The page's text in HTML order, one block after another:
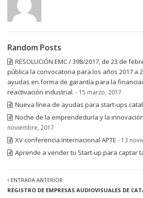
Random Posts
RESOLUCIÓN EMC / 398/2017, de 23 de
pública la convocatoria para los años 2017 a
ayudas en forma de garantía para la
reactivación industrial. - 15 marzo, 2017
Nueva línea de ayudas para start-ups
Noche de la emprendeduría y la
noviembre, 2017
XV conferencia Internacional APTE - 13
Aprende a vender tu Start-up para captar
ENTRADA ANTERIOR
REGISTRO DE EMPRESAS AUDIOVISUALES DE